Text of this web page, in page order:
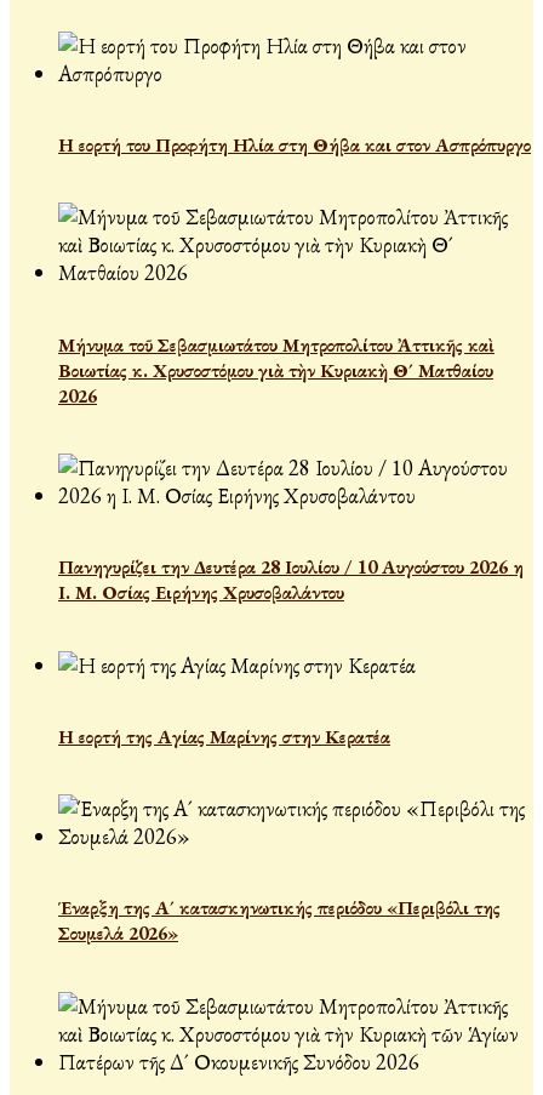
Η εορτή του Προφήτη Ηλία στη Θήβα και στον Ασπρόπυργο
Μήνυμα τοῦ Σεβασμιωτάτου Μητροπολίτου Ἀττικῆς καὶ
Βοιωτίας κ. Χρυσοστόμου γιὰ τὴν Κυριακὴ Θ´ Ματθαίου
2026
Πανηγυρίζει την Δευτέρα 28 Ιουλίου / 10 Αυγούστου 2026 η
Ι. Μ. Οσίας Ειρήνης Χρυσοβαλάντου
Η εορτή της Αγίας Μαρίνης στην Κερατέα
Έναρξη της Α´ κατασκηνωτικής περιόδου «Περιβόλι της
Σουμελά 2026»